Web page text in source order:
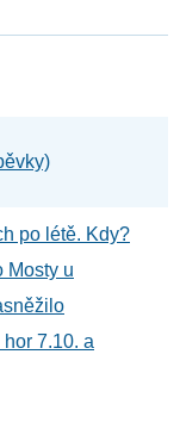
po létě. Kdy?
Mosty u
7.10. a